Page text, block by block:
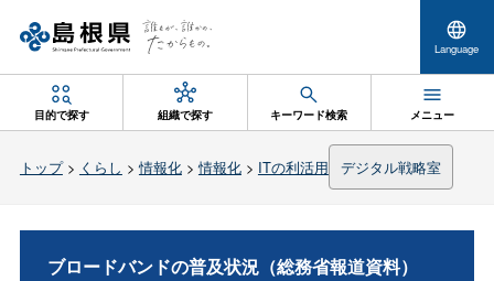
Language
目的で探す 組織で探す キーワード検索 メニュー
トップ> くらし >情報化>情報化> ITの利活用 デジタル戦略室
ブロードバンドの普及状況（総務省報道資料）